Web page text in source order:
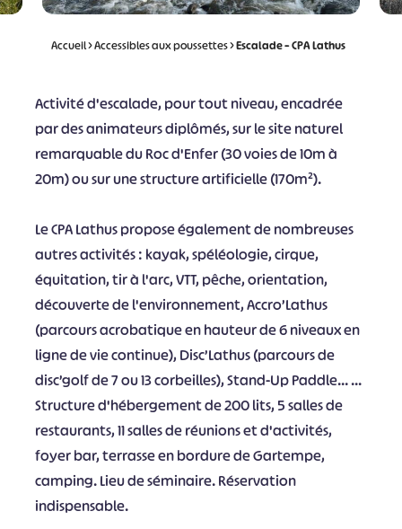
Accueil>Accessibles aux poussettes>Escalade – CPA Lathus
Activité d'escalade, pour tout niveau, encadrée
par des animateurs diplômés, sur le site naturel
remarquable du Roc d'Enfer (30 voies de 10m à
20m) ou sur une structure artificielle (170m²).
Le CPA Lathus propose également de nombreuses
autres activités : kayak, spéléologie, cirque,
équitation, tir à l'arc, VTT, pêche, orientation,
découverte de l'environnement, Accro’Lathus
(parcours acrobatique en hauteur de 6 niveaux en
ligne de vie continue), Disc’Lathus (parcours de
disc’golf de 7 ou 13 corbeilles), Stand-Up Paddle… ...
Structure d'hébergement de 200 lits, 5 salles de
restaurants, 11 salles de réunions et d'activités,
foyer bar, terrasse en bordure de Gartempe,
camping. Lieu de séminaire. Réservation
indispensable.